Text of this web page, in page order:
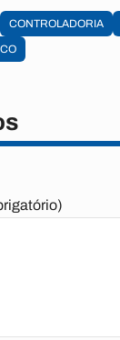
CONTROLADORIA